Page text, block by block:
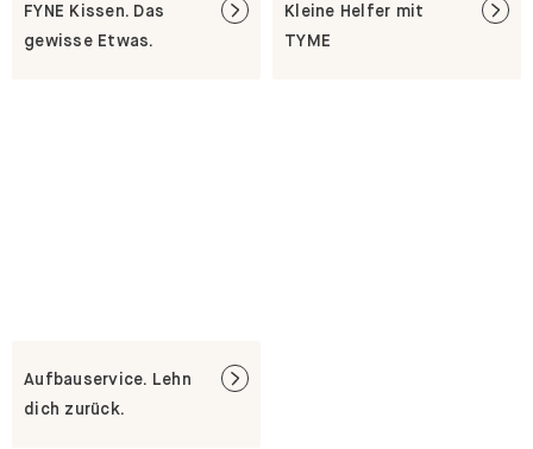
FYNE Kissen. Das
gewisse Etwas.
Kleine Helfer mit
TYME
Aufbauservice. Lehn
dich zurück.